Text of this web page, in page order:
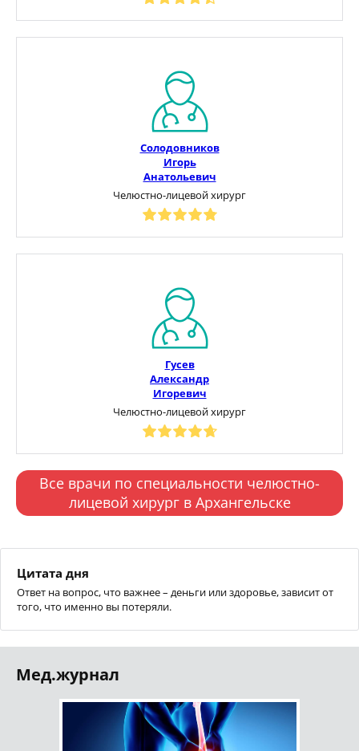
Солодовников
Игорь
Анатольевич
Челюстно-лицевой хирург
Гусев
Александр
Игоревич
Челюстно-лицевой хирург
Все врачи по специальности челюстно-
лицевой хирург в Архангельске
Цитата дня
Ответ на вопрос, что важнее – деньги или здоровье, зависит от
того, что именно вы потеряли.
Мед.журнал